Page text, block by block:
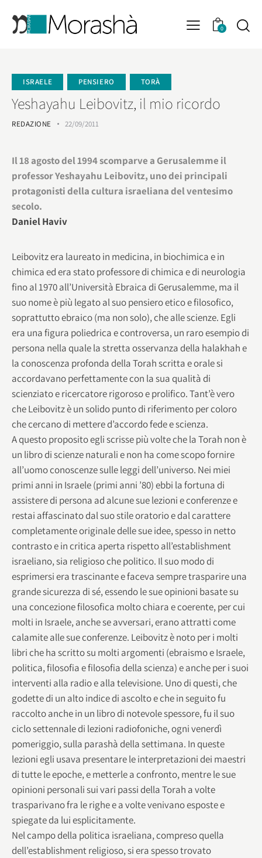
0
ISRAELE PENSIERO TORÀ
Yeshayahu Leibovitz, il mio ricordo
REDAZIONE 22/09/2011
Il 18 agosto del 1994 scomparve a Gerusalemme il
professor Yeshayahu Leibovitz, uno dei principali
protagonisti della cultura israeliana del ventesimo
secolo.
Daniel Haviv
Leibovitz era laureato in medicina, in biochimica e in
chimica ed era stato professore di chimica e di neurologia
fino al 1970 all’Università Ebraica di Gerusalemme, ma il
suo nome è più legato al suo pensiero etico e filosofico,
soprattutto ebraico (ma non solo), che alle scienze. Egli
era una figura poliedrica e controversa, un raro esempio di
persona nella quale la stretta osservanza della halakhah e
la conoscenza profonda della Torah scritta e orale si
accordavano perfettamente con la sua qualità di
scienziato e ricercatore rigoroso e prolifico. Tant’è vero
che Leibovitz è un solido punto di riferimento per coloro
che cercano di mettere d’accordo fede e scienza.
A questo proposito egli scrisse più volte che la Torah non è
un libro di scienze naturali e non ha come scopo fornire
all’uomo conoscenze sulle leggi dell’universo. Nei miei
primi anni in Israele (primi anni ’80) ebbi la fortuna di
assistere di persona ad alcune sue lezioni e conferenze e
restai affascinato dal suo stile oratorio e dal carattere
completamente originale delle sue idee, spesso in netto
contrasto e in critica aperta rispetto all’establishment
israeliano, sia religioso che politico. Il suo modo di
esprimersi era trascinante e faceva sempre trasparire una
grande sicurezza di sé, essendo le sue opinioni basate su
una concezione filosofica molto chiara e coerente, per cui
molti in Israele, anche se avversari, erano attratti come
calamite alle sue conferenze. Leibovitz è noto per i molti
libri che ha scritto su molti argomenti (ebraismo e Israele,
politica, filosofia e filosofia della scienza) e anche per i suoi
interventi alla radio e alla televisione. Uno di questi, che
godette di un alto indice di ascolto e che in seguito fu
raccolto anche in un libro di notevole spessore, fu il suo
ciclo settennale di lezioni radiofoniche, ogni venerdì
pomeriggio, sulla parashà della settimana. In queste
lezioni egli usava presentare le interpretazioni dei maestri
di tutte le epoche, e metterle a confronto, mentre le sue
opinioni personali sui vari passi della Torah a volte
trasparivano fra le righe e a volte venivano esposte e
spiegate da lui esplicitamente.
Nel campo della politica israeliana, compreso quella
dell’establishment religioso, si era spesso trovato